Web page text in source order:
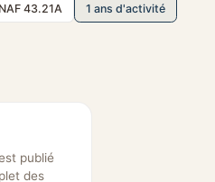
NAF 43.21A 1 ans d'activité
publié
des